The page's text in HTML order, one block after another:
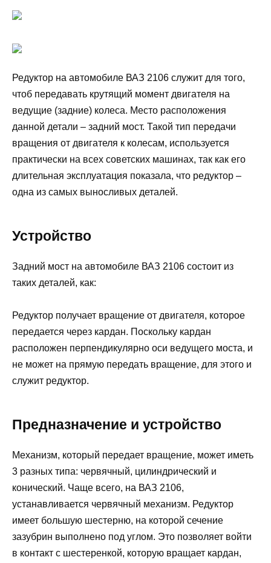
Редуктор на автомобиле ВАЗ 2106 служит для того,
чтоб передавать крутящий момент двигателя на
ведущие (задние) колеса. Место расположения
данной детали – задний мост. Такой тип передачи
вращения от двигателя к колесам, используется
практически на всех советских машинах, так как его
длительная эксплуатация показала, что редуктор –
одна из самых выносливых деталей.
Устройство
Задний мост на автомобиле ВАЗ 2106 состоит из
таких деталей, как:
Редуктор получает вращение от двигателя, которое
передается через кардан. Поскольку кардан
расположен перпендикулярно оси ведущего моста, и
не может на прямую передать вращение, для этого и
служит редуктор.
Предназначение и устройство
Механизм, который передает вращение, может иметь
3 разных типа: червячный, цилиндрический и
конический. Чаще всего, на ВАЗ 2106,
устанавливается червячный механизм. Редуктор
имеет большую шестерню, на которой сечение
зазубрин выполнено под углом. Это позволяет войти
в контакт с шестеренкой, которую вращает кардан,